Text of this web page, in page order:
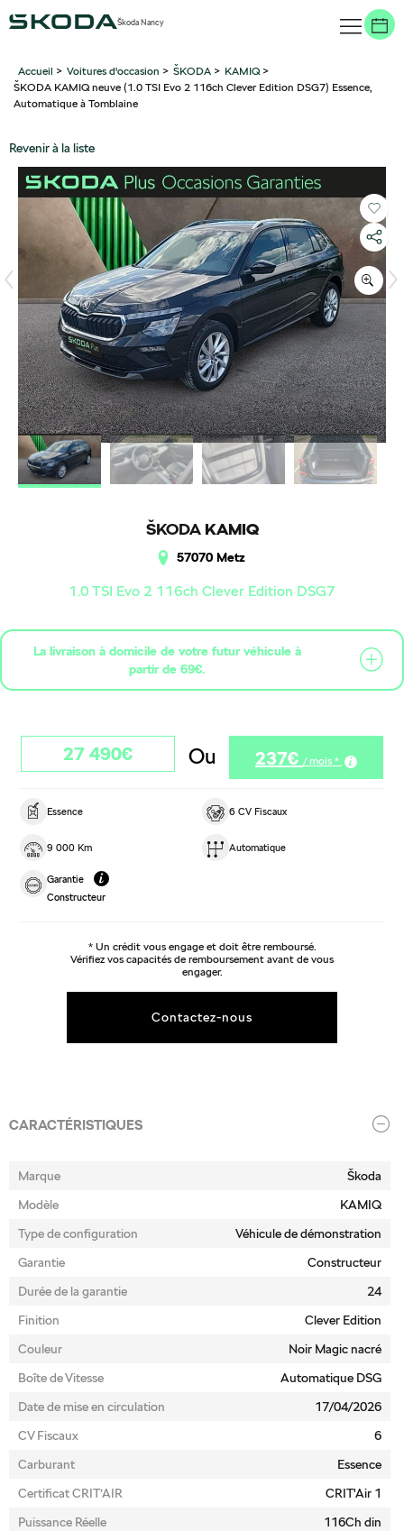
Škoda Nancy
Accueil > Voitures d'occasion > ŠKODA > KAMIQ>
ŠKODA KAMIQ neuve (1.0 TSI Evo 2 116ch Clever Edition DSG7) Essence,
Automatique à Tomblaine
Revenir à la liste
ŠKODA KAMIQ
1.0 TSI Evo 2 116ch Clever Edition DSG7
57070 Metz
Essence 6 CV Fiscaux
9 000 Km Automatique
Garantie
Constructeur
27 490€ Ou 237€/ mois *
Contactez-nous
* Un crédit vous engage et doit être remboursé.
Vérifiez vos capacités de remboursement avant de vous
engager.
La livraison à domicile de votre futur véhicule à
partir de 69€.
CARACTÉRISTIQUES
Marque
Škoda
Modèle
KAMIQ
Type de configuration
Véhicule de démonstration
Garantie
Constructeur
Durée de la garantie
24
Finition
Clever Edition
Couleur
Noir Magic nacré
Boîte de Vitesse
Automatique DSG
Date de mise en circulation
17/04/2026
CV Fiscaux
6
Carburant
Essence
Certificat CRIT’AIR
CRIT'Air 1
Puissance Réelle
116Ch din